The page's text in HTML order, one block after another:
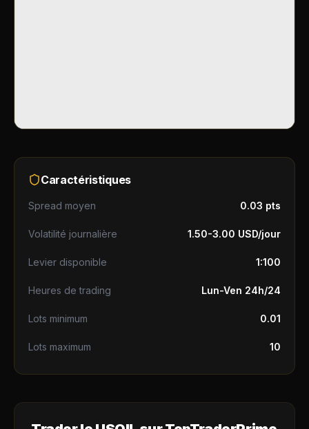
Caractéristiques
Spread moyen 0.03 pts
Volatilité journalière 1.50-3.00 USD/jour
Levier disponible 1:100
Heures de trading Lun-Ven 24h/24
Lots minimum 0.01
Lots maximum 10